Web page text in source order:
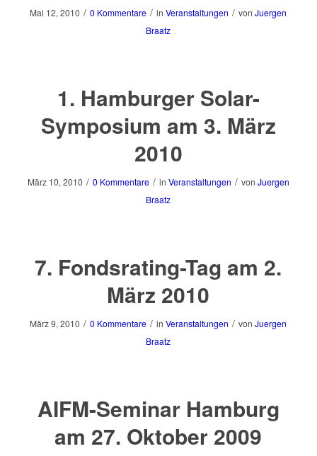
Mai 12, 2010 / 0 Kommentare / inVeranstaltungen / vonJuergen
Braatz
1. Hamburger Solar-
Symposium am 3. März
2010
März 10, 2010 / 0 Kommentare / in Veranstaltungen / von Juergen
Braatz
7. Fondsrating-Tag am 2.
März 2010
März 9, 2010 / 0 Kommentare / inVeranstaltungen / vonJuergen
Braatz
AIFM-Seminar Hamburg
am 27. Oktober 2009